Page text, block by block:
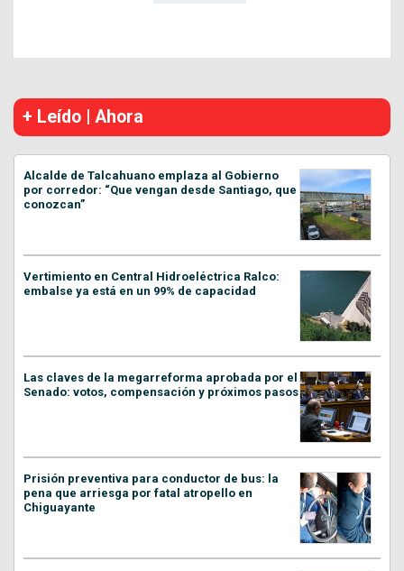
+ Leído | Ahora
Alcalde de Talcahuano emplaza al Gobierno
por corredor: “Que vengan desde Santiago, que
conozcan”
Vertimiento en Central Hidroeléctrica Ralco:
embalse ya está en un 99% de capacidad
Las claves de la megarreforma aprobada por el
Senado: votos, compensación y próximos pasos
Prisión preventiva para conductor de bus: la
pena que arriesga por fatal atropello en
Chiguayante